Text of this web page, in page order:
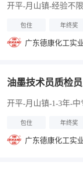
开平-月山镇-经验不限
包住 年终奖
广东德康化工实
油墨技术员质检员
开平-月山镇-1-3年-中
包住 年终奖
广东德康化工实